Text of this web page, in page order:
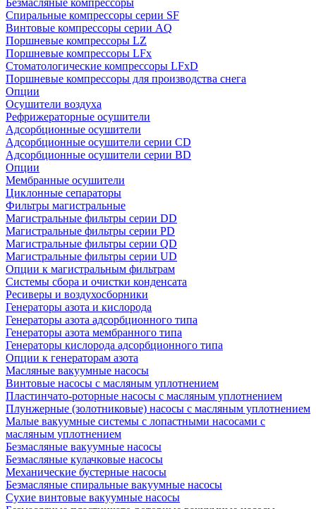
Безмасляные компрессоры
Спиральные компрессоры серии SF
Винтовые компрессоры серии AQ
Поршневые компрессоры LZ
Поршневые компрессоры LFx
Стоматологические компрессоры LFxD
Поршневые компрессоры для производства снега
Опции
Осушители воздуха
Рефрижераторные осушители
Адсорбционные осушители
Адсорбционные осушители серии CD
Адсорбционные осушители серии BD
Опции
Мембранные осушители
Циклонные сепараторы
Фильтры магистральные
Магистральные фильтры серии DD
Магистральные фильтры серии PD
Магистральные фильтры серии QD
Магистральные фильтры серии UD
Опции к магистральным фильтрам
Системы сбора и очистки конденсата
Ресиверы и воздухосборники
Генераторы азота и кислорода
Генераторы азота адсорбционного типа
Генераторы азота мембранного типа
Генераторы кислорода адсорбционного типа
Опции к генераторам азота
Масляные вакуумные насосы
Винтовые насосы с масляным уплотнением
Пластинчато-роторные насосы с масляным уплотнением
Плунжерные (золотниковые) насосы с масляным уплотнением
Малые вакуумные системы с лопастными насосами с
масляным уплотнением
Безмасляные вакуумные насосы
Безмасляные кулачковые насосы
Механические бустерные насосы
Безмасляные спиральные вакуумные насосы
Сухие винтовые вакуумные насосы